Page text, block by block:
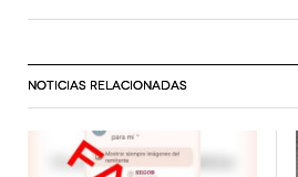
NOTICIAS RELACIONADAS